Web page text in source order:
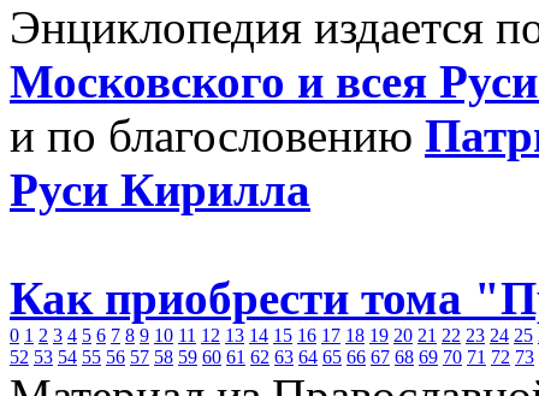
Энциклопедия издается
Московского и всея
и по благословению
Руси Кирилла
Как приобрести тома
0 1 2 3 4 5 6 7 8 9 10 11 12 13 14 15 16 17 18 19 20 21 22 23 24 25
52 53 54 55 56 57 58 59 60 61 62 63 64 65 66 67 68 69 70 71 72 73